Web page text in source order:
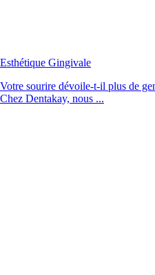
Esthétique Gingivale
Votre sourire dévoile-t-il plus de
Chez Dentakay, nous ...